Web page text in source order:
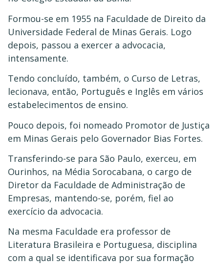
Formou-se em 1955 na Faculdade de Direito da
Universidade Federal de Minas Gerais. Logo
depois, passou a exercer a advocacia,
intensamente.
Tendo concluído, também, o Curso de Letras,
lecionava, então, Português e Inglês em vários
estabelecimentos de ensino.
Pouco depois, foi nomeado Promotor de Justiça
em Minas Gerais pelo Governador Bias Fortes.
Transferindo-se para São Paulo, exerceu, em
Ourinhos, na Média Sorocabana, o cargo de
Diretor da Faculdade de Administração de
Empresas, mantendo-se, porém, fiel ao
exercício da advocacia.
Na mesma Faculdade era professor de
Literatura Brasileira e Portuguesa, disciplina
com a qual se identificava por sua formação